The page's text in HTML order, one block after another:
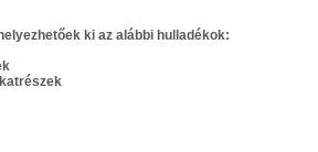
ki az alábbi hulladékok: